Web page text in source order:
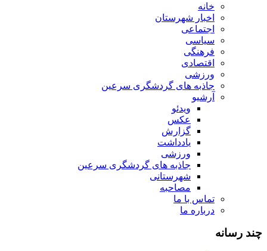
خانه
اخبار شهرستان
اجتماعی
سیاسی
فرهنگی
اقتصادی
ورزشی
جاذبه های گردشگری سرعین
آرشیو
ویدئو
عکس
گزارش
یادداشت
ورزشی
جاذبه های گردشگری سرعین
شهرستانی
مصاحبه
تماس با ما
درباره ما
چند رسانه